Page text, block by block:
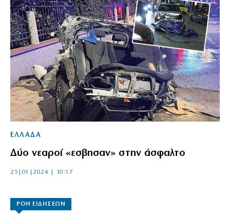
ΕΛΛΑΔΑ
Δύο νεαροί «εσβησαν» στην άσφαλτο
25|01|2024 | 10:17
ΡΟΗ ΕΙΔΗΣΕΩΝ